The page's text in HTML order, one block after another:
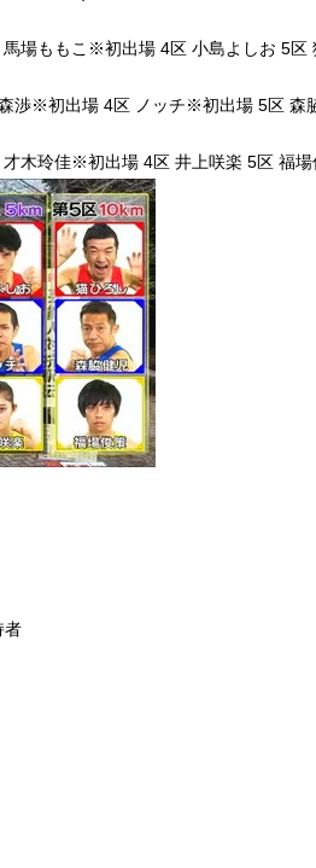
場ももこ※初出場 4区 小島よしお 5区
渉※初出場 4区 ノッチ※初出場 5区 森
木玲佳※初出場 4区 井上咲楽 5区 福
者